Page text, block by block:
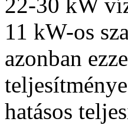
22-30 kW
11 kW-os
azonban
hatásos